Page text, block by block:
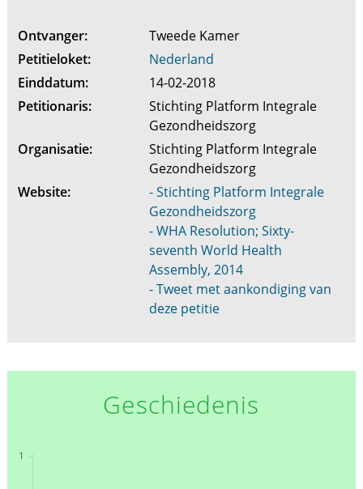
Ontvanger:
Tweede Kamer
Petitieloket:
Nederland
Einddatum:
14-02-2018
Petitionaris:
Stichting Platform Integrale
Gezondheidszorg
Organisatie:
Stichting Platform Integrale
Gezondheidszorg
Website:
- Stichting Platform Integrale
Gezondheidszorg
- WHA Resolution; Sixty-
seventh World Health
Assembly, 2014
- Tweet met aankondiging van
deze petitie
Geschiedenis